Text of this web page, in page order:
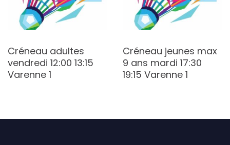
Créneau adultes
vendredi 12:00 13:15
Varenne 1
Créneau jeunes max
9 ans mardi 17:30
19:15 Varenne 1